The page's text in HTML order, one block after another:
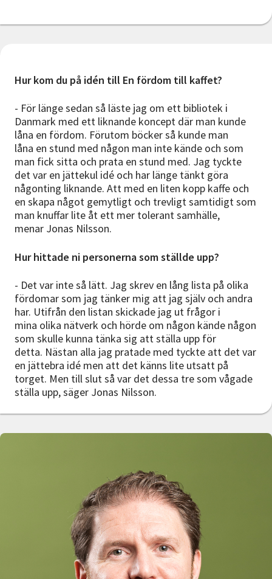
Hur kom du på idén till En fördom till kaffet?
- För länge sedan så läste jag om ett bibliotek i
Danmark med ett liknande koncept där man kunde
låna en fördom. Förutom böcker så kunde man
låna en stund med någon man inte kände och som
man fick sitta och prata en stund med. Jag tyckte
det var en jättekul idé och har länge tänkt göra
någonting liknande. Att med en liten kopp kaffe och
en skapa något gemytligt och trevligt samtidigt som
man knuffar lite åt ett mer tolerant samhälle,
menar Jonas Nilsson.
Hur hittade ni personerna som ställde upp?
- Det var inte så lätt. Jag skrev en lång lista på olika
fördomar som jag tänker mig att jag själv och andra
har. Utifrån den listan skickade jag ut frågor i
mina olika nätverk och hörde om någon kände någon
som skulle kunna tänka sig att ställa upp för
detta. Nästan alla jag pratade med tyckte att det var
en jättebra idé men att det känns lite utsatt på
torget. Men till slut så var det dessa tre som vågade
ställa upp, säger Jonas Nilsson.